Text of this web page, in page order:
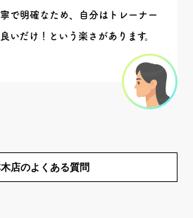
で明確なため、自分はトレーナー
いだけ！という楽さがあります。
店のよくある質問